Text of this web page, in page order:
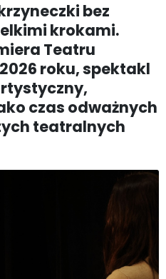
bez
krokami.
Teatru
roku, spektakl
czas odważnych
teatralnych